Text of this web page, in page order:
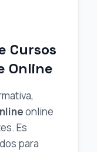
Cursos
Online
online
Es
para